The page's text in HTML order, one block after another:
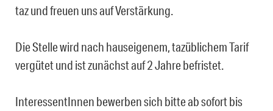
taz und freuen uns auf Verstärkung.
Die Stelle wird nach hauseigenem, tazüblichem Tarif
vergütet und ist zunächst auf 2 Jahre befristet.
InteressentInnen bewerben sich bitte ab sofort bis